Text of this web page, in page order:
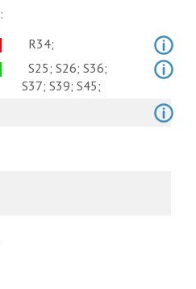
:
R34;
S25; S26; S36;
S37; S39; S45;